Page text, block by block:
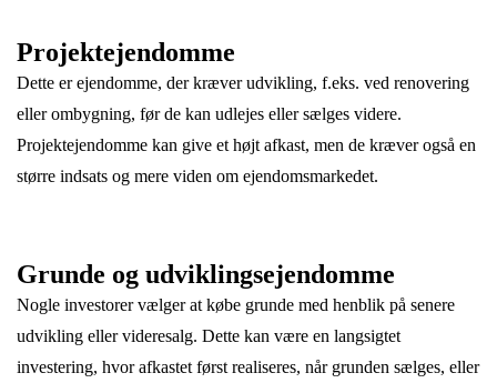
Projektejendomme
Dette er ejendomme, der kræver udvikling, f.eks. ved renovering
eller ombygning, før de kan udlejes eller sælges videre.
Projektejendomme kan give et højt afkast, men de kræver også en
større indsats og mere viden om ejendomsmarkedet.
Grunde og udviklingsejendomme
Nogle investorer vælger at købe grunde med henblik på senere
udvikling eller videresalg. Dette kan være en langsigtet
investering, hvor afkastet først realiseres, når grunden sælges, eller